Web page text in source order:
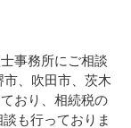
事務所にご相談
市、吹田市、茨木
おり、相続税の
も行っておりま